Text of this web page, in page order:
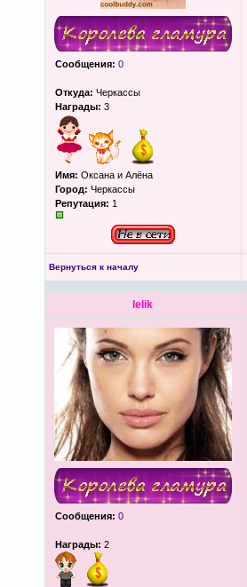
Сообщения: 0
Откуда: Черкассы
Награды: 3
Имя: Оксана и Алёна
Город: Черкассы
Репутация: 1
Вернуться к началу
lelik
Сообщения: 0
Награды: 2